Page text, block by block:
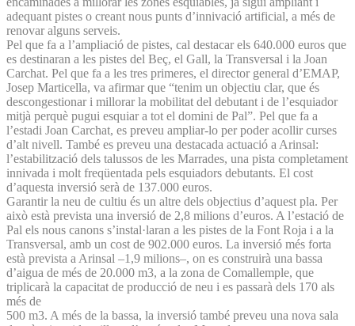
adequant pistes o creant nous punts d’innivació artificial, a més de
renovar alguns serveis.
Pel que fa a l’ampliació de pistes, cal destacar els 640.000 euros que
es destinaran a les pistes del Beç, el Gall, la Transversal i la Joan
Carchat. Pel que fa a les tres primeres, el director general d’EMAP,
Josep Marticella, va afirmar que “tenim un objectiu clar, que és
descongestionar i millorar la mobilitat del debutant i de l’esquiador
mitjà perquè pugui esquiar a tot el domini de Pal”. Pel que fa a
l’estadi Joan Carchat, es preveu ampliar-lo per poder acollir curses
d’alt nivell. També es preveu una destacada actuació a Arinsal:
l’estabilització dels talussos de les Marrades, una pista completament
innivada i molt freqüentada pels esquiadors debutants. El cost
d’aquesta inversió serà de 137.000 euros.
Garantir la neu de cultiu és un altre dels objectius d’aquest pla. Per
això està prevista una inversió de 2,8 milions d’euros. A l’estació de
Pal els nous canons s’instal·laran a les pistes de la Font Roja i a la
Transversal, amb un cost de 902.000 euros. La inversió més forta
està prevista a Arinsal –1,9 milions–, on es construirà una bassa
d’aigua de més de 20.000 m3, a la zona de Comallemple, que
triplicarà la capacitat de producció de neu i es passarà dels 170 als
més de
500 m3. A més de la bassa, la inversió també preveu una nova sala